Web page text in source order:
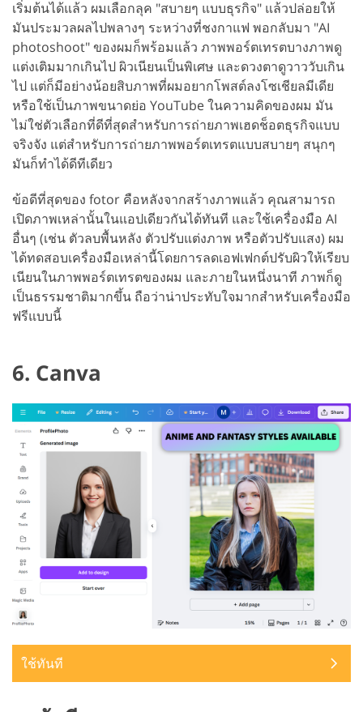
เริ่มต้นได้แล้ว ผมเลือกลุค "สบายๆ แบบธุรกิจ" แล้วปล่อยให้
มันประมวลผลไปพลางๆ ระหว่างที่ชงกาแฟ พอกลับมา "AI
photoshoot" ของผมก็พร้อมแล้ว ภาพพอร์ตเทรตบางภาพดู
แต่งเติมมากเกินไป ผิวเนียนเป็นพิเศษ และดวงตาดูวาววับเกิน
ไป แต่ก็มีอย่างน้อยสิบภาพที่ผมอยากโพสต์ลงโซเชียลมีเดีย
หรือใช้เป็นภาพขนาดย่อ YouTube ในความคิดของผม มัน
ไม่ใช่ตัวเลือกที่ดีที่สุดสำหรับการถ่ายภาพเฮดช็อตธุรกิจแบบ
จริงจัง แต่สำหรับการถ่ายภาพพอร์ตเทรตแบบสบายๆ สนุกๆ
มันก็ทำได้ดีทีเดียว
ข้อดีที่สุดของ fotor คือหลังจากสร้างภาพแล้ว คุณสามารถ
เปิดภาพเหล่านั้นในแอปเดียวกันได้ทันที และใช้เครื่องมือ AI
อื่นๆ (เช่น ตัวลบพื้นหลัง ตัวปรับแต่งภาพ หรือตัวปรับแสง) ผม
ได้ทดสอบเครื่องมือเหล่านี้โดยการลดเอฟเฟกต์ปรับผิวให้เรียบ
เนียนในภาพพอร์ตเทรตของผม และภายในหนึ่งนาที ภาพก็ดู
เป็นธรรมชาติมากขึ้น ถือว่าน่าประทับใจมากสำหรับเครื่องมือ
ฟรีแบบนี้
6. Canva
ใช้ทันที